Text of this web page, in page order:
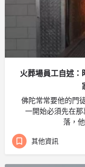
火葬場員工自述：
佛陀常常要他的門
一開始必須先在
落，
其他資訊